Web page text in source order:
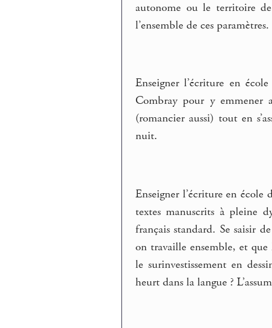
autonome ou le territoire
l’ensemble de ces paramètres.
Enseigner l’écriture en
Combray pour y emmener
(romancier aussi) tout en
nuit.
Enseigner l’écriture en école
textes manuscrits à pleine
français standard. Se saisir
on travaille ensemble, et
le surinvestissement en
heurt dans la langue ?